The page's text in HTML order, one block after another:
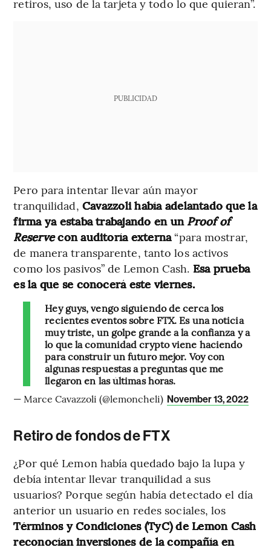
retiros, uso de la tarjeta y todo lo que quieran”.
PUBLICIDAD
Pero para intentar llevar aún mayor
tranquilidad, Cavazzoli había adelantado que la
firma ya estaba trabajando en unProof of
Reservecon auditoría externa“para mostrar,
de manera transparente, tanto los activos
como los pasivos” de Lemon Cash. Esa prueba
es la que se conocerá este viernes.
Hey guys, vengo siguiendo de cerca los
recientes eventos sobre FTX. Es una noticia
muy triste, un golpe grande a la confianza y a
lo que la comunidad crypto viene haciendo
para construir un futuro mejor. Voy con
algunas respuestas a preguntas que me
llegaron en las últimas horas.
— Marce Cavazzoli (@lemoncheli) November 13, 2022
Retiro de fondos de FTX
¿Por qué Lemon había quedado bajo la lupa y
debía intentar llevar tranquilidad a sus
usuarios? Porque según había detectado el día
anterior un usuario en redes sociales, los
Términos y Condiciones (TyC) de Lemon Cash
reconocían inversiones de la compañía en